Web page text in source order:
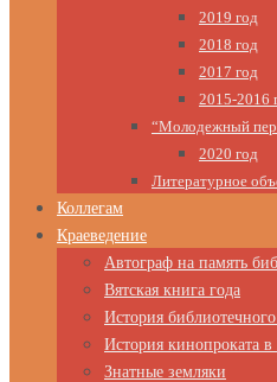
2019 год
2018 год
2017 год
2015-2016
“Молодежный
2020 год
Литературное
Коллегам
Краеведение
Автограф на память
Вятская книга года
История
История кинопроката
Знатные земляки